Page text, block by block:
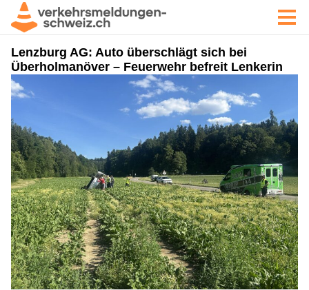
Lenzburg AG: Auto überschlägt sich bei
Überholmanöver – Feuerwehr befreit Lenkerin